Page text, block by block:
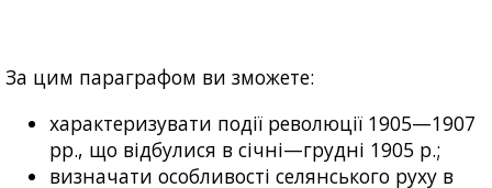
За цим параграфом ви зможете:
характеризувати події революції 1905—1907
рр., що відбулися в січні—грудні 1905 р.;
визначати особливості селянського руху в